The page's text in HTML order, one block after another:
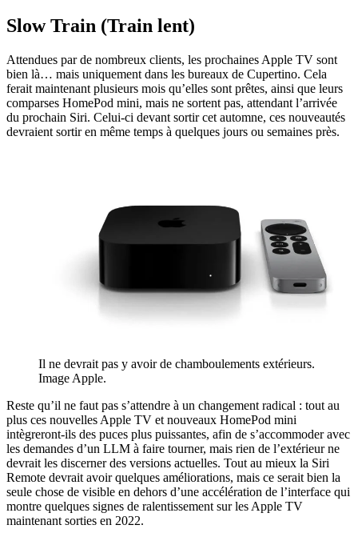
Slow Train (Train lent)
Attendues par de nombreux clients, les prochaines Apple TV sont
bien là… mais uniquement dans les bureaux de Cupertino. Cela
ferait maintenant plusieurs mois qu’elles sont prêtes, ainsi que leurs
comparses HomePod mini, mais ne sortent pas, attendant l’arrivée
du prochain Siri. Celui-ci devant sortir cet automne, ces nouveautés
devraient sortir en même temps à quelques jours ou semaines près.
Il ne devrait pas y avoir de chamboulements extérieurs.
Image Apple.
Reste qu’il ne faut pas s’attendre à un changement radical : tout au
plus ces nouvelles Apple TV et nouveaux HomePod mini
intègreront-ils des puces plus puissantes, afin de s’accommoder avec
les demandes d’un LLM à faire tourner, mais rien de l’extérieur ne
devrait les discerner des versions actuelles. Tout au mieux la Siri
Remote devrait avoir quelques améliorations, mais ce serait bien la
seule chose de visible en dehors d’une accélération de l’interface qui
montre quelques signes de ralentissement sur les Apple TV
maintenant sorties en 2022.